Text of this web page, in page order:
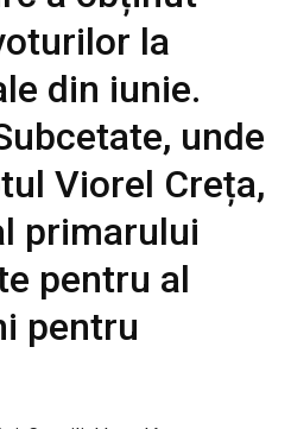
la
din iunie.
unde
Viorel Creța,
primarului
pentru al
pentru